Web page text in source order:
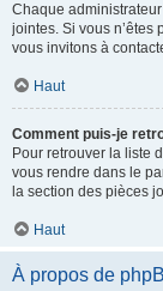
Chaque
jointes. Si vous n’êtes
vous invitons à
Haut
Comment puis-je
Pour retrouver la liste
vous rendre dans le
la section des pièces
Haut
À propos de